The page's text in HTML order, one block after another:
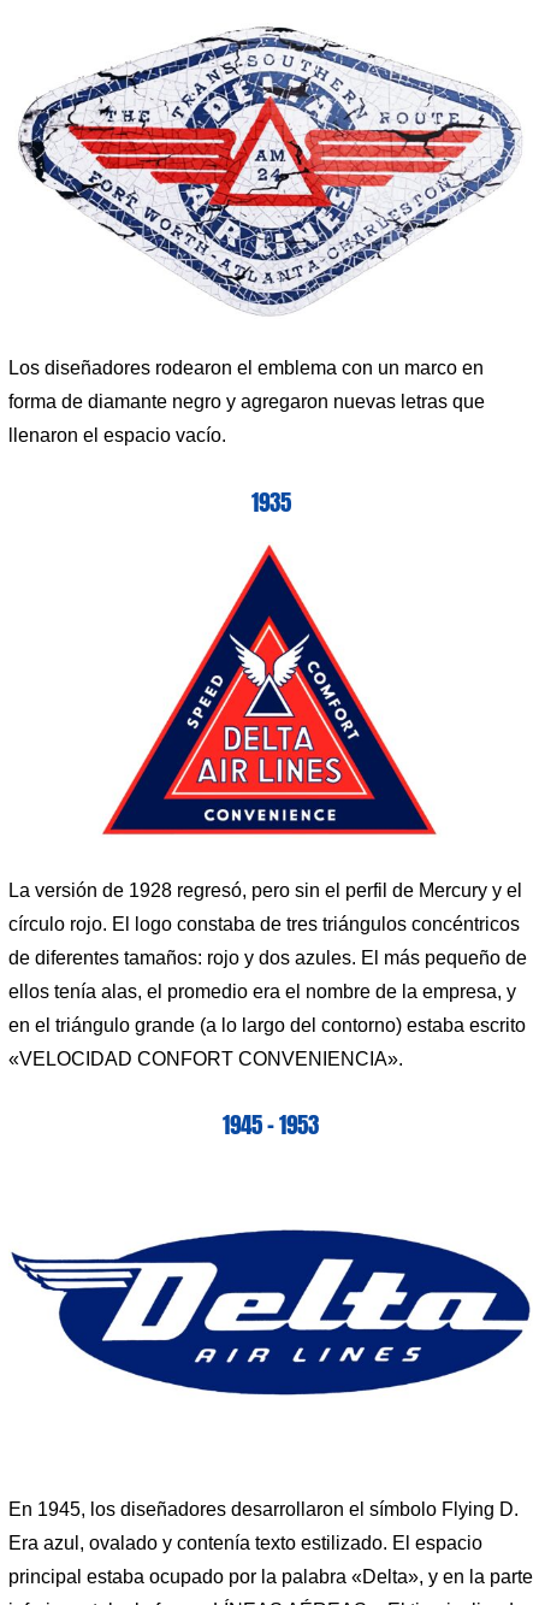
Los diseñadores rodearon el emblema con un marco en
forma de diamante negro y agregaron nuevas letras que
llenaron el espacio vacío.
1935
La versión de 1928 regresó, pero sin el perfil de Mercury y el
círculo rojo. El logo constaba de tres triángulos concéntricos
de diferentes tamaños: rojo y dos azules. El más pequeño de
ellos tenía alas, el promedio era el nombre de la empresa, y
en el triángulo grande (a lo largo del contorno) estaba escrito
«VELOCIDAD CONFORT CONVENIENCIA».
1945 – 1953
En 1945, los diseñadores desarrollaron el símbolo Flying D.
Era azul, ovalado y contenía texto estilizado. El espacio
principal estaba ocupado por la palabra «Delta», y en la parte